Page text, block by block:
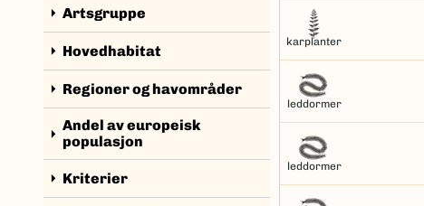
arrow_right Artsgruppe
arrow_right Hovedhabitat
arrow_right Regioner og havområder
arrow_right Andel av europeisk
populasjon
arrow_right Kriterier
karplanter
leddormer
leddormer